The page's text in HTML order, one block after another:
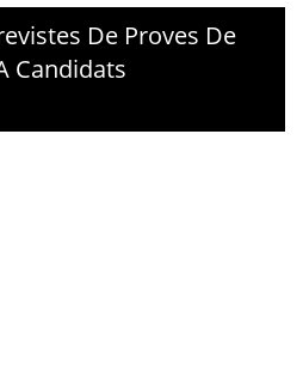
De Proves De
Candidats